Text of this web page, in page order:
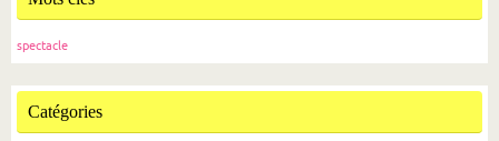
spectacle
Catégories